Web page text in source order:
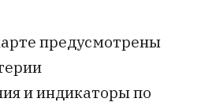
предусмотрены
и индикаторы по